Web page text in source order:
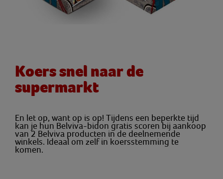
Koers snel naar de
supermarkt
En let op, want op is op! Tijdens een beperkte tijd
kan je hun Belviva-bidon gratis scoren bij aankoop
van 2 Belviva producten in de deelnemende
winkels. Ideaal om zelf in koersstemming te
komen.